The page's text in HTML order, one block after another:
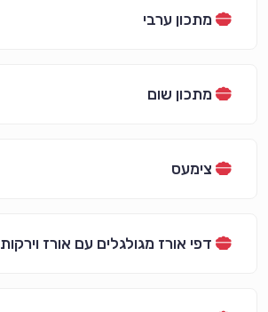
מתכון ערבי
מתכון שום
צימעס
דפי אורז מגולגלים עם אורז וירקות